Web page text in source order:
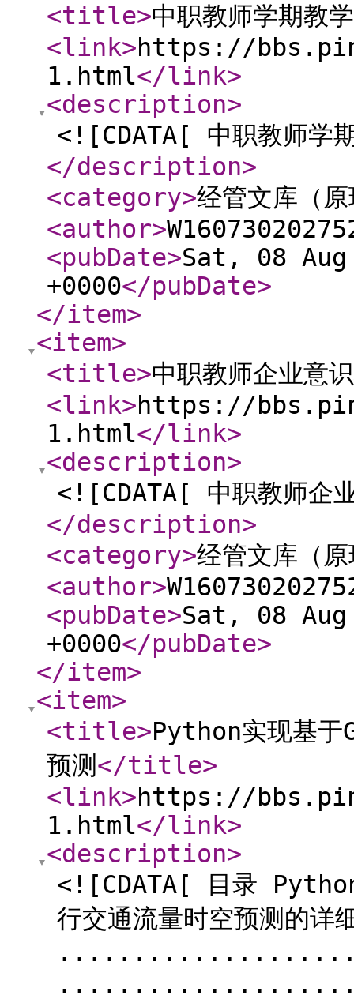
<title>中职教师学期教
<link>https://
1.html</link>
<description>
<![CDATA[ 中职教师学
</description>
<category>经管文库（
<author>
<pubDate>Sat, 08
+0000</pubDate>
</item>
<item>
<title>中职教师企业意
<link>https://
1.html</link>
<description>
<![CDATA[ 中职教师企
</description>
<category>经管文库（
<author>
<pubDate>Sat, 08
+0000</pubDate>
</item>
<item>
<title>Python实现基于
预测 </title>
<link>https://
1.html</link>
<description>
<![CDATA[ 目录
行交通流量时空预测的详
..................... 4